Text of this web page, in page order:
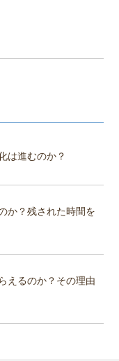
は進むのか？
か？残された時間を
えるのか？その理由